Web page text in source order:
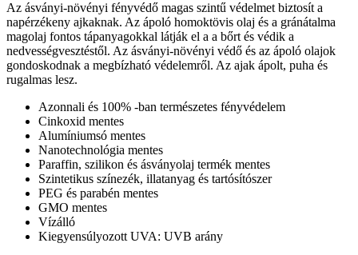
Az ásványi-növényi fényvédő magas szintű védelmet biztosít a
napérzékeny ajkaknak. Az ápoló homoktövis olaj és a gránátalma
magolaj fontos tápanyagokkal látják el a a bőrt és védik a
nedvességvesztéstől. Az ásványi-növényi védő és az ápoló olajok
gondoskodnak a megbízható védelemről. Az ajak ápolt, puha és
rugalmas lesz.
Azonnali és 100% -ban természetes fényvédelem
Cinkoxid mentes
Alumíniumsó mentes
Nanotechnológia mentes
Paraffin, szilikon és ásványolaj termék mentes
Szintetikus színezék, illatanyag és tartósítószer
PEG és parabén mentes
GMO mentes
Vízálló
Kiegyensúlyozott UVA: UVB arány